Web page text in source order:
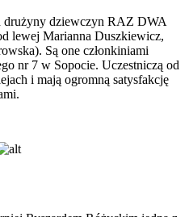
drużyny dziewczyn RAZ DWA
lewej Marianna Duszkiewicz,
Są one członkiniami
nr 7 w Sopocie. Uczestniczą od
i mają ogromną satysfakcję